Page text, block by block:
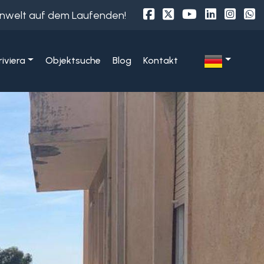
auf dem Laufenden!
Objektsuche Blog Kontakt